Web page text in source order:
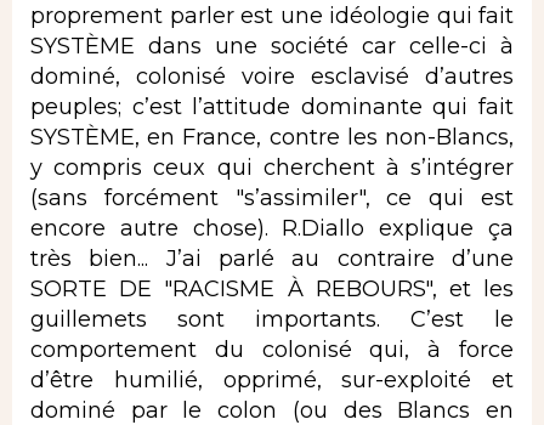
proprement parler est une idéologie qui fait
SYSTÈME dans une société car celle-ci à
dominé, colonisé voire esclavisé d’autres
peuples; c’est l’attitude dominante qui fait
SYSTÈME, en France, contre les non-Blancs,
y compris ceux qui cherchent à s’intégrer
(sans forcément "s’assimiler", ce qui est
encore autre chose). R.Diallo explique ça
très bien... J’ai parlé au contraire d’une
SORTE DE "RACISME À REBOURS", et les
guillemets sont importants. C’est le
comportement du colonisé qui, à force
d’être humilié, opprimé, sur-exploité et
dominé par le colon (ou des Blancs en